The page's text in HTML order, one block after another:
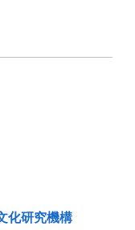
化研究機構